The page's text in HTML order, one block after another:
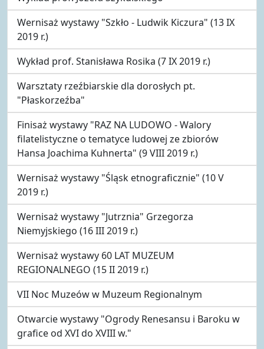
Wernisaż wystawy "Szkło - Ludwik Kiczura" (13 IX
2019 r.)
Wykład prof. Stanisława Rosika (7 IX 2019 r.)
Warsztaty rzeźbiarskie dla dorosłych pt.
"Płaskorzeźba"
Finisaż wystawy "RAZ NA LUDOWO - Walory
filatelistyczne o tematyce ludowej ze zbiorów
Hansa Joachima Kuhnerta" (9 VIII 2019 r.)
Wernisaż wystawy "Śląsk etnograficznie" (10 V
2019 r.)
Wernisaż wystawy "Jutrznia" Grzegorza
Niemyjskiego (16 III 2019 r.)
Wernisaż wystawy 60 LAT MUZEUM
REGIONALNEGO (15 II 2019 r.)
VII Noc Muzeów w Muzeum Regionalnym
Otwarcie wystawy "Ogrody Renesansu i Baroku w
grafice od XVI do XVIII w."